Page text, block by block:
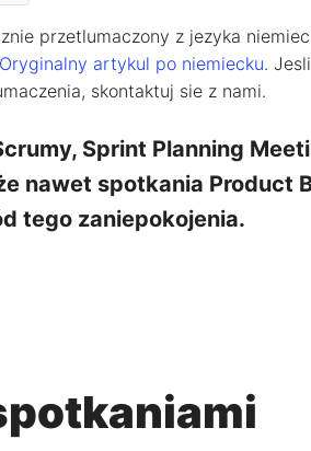
przetlumaczony z jezyka
Oryginalny artykul po niemiecku.
skontaktuj sie z nami.
Sprint Planning
nawet spotkania Product
tego zaniepokojenia.